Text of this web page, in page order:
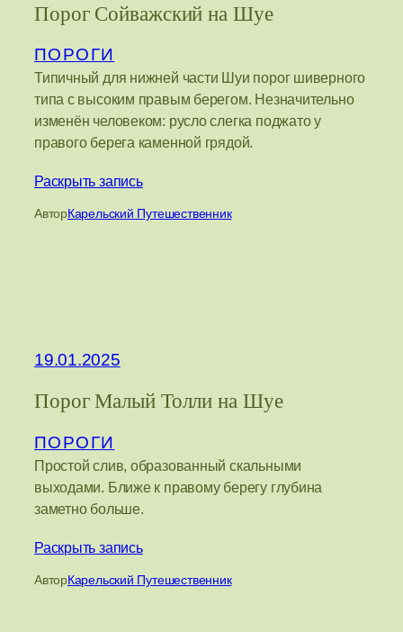
Порог Сойважский на Шуе
ПОРОГИ
Типичный для нижней части Шуи порог шиверного
типа с высоким правым берегом. Незначительно
изменён человеком: русло слегка поджато у
правого берега каменной грядой.
Раскрыть запись
АвторКарельский Путешественник
19.01.2025
Порог Малый Толли на Шуе
ПОРОГИ
Простой слив, образованный скальными
выходами. Ближе к правому берегу глубина
заметно больше.
Раскрыть запись
АвторКарельский Путешественник